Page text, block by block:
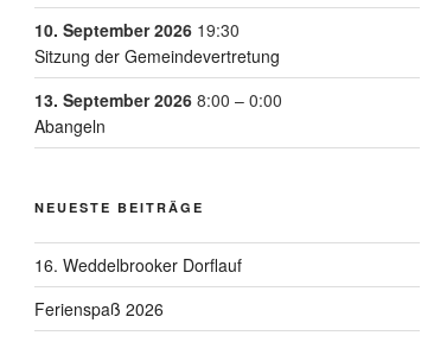
10. September 202619:30
Sitzung der Gemeindevertretung
13. September 2026 8:00 – 0:00
Abangeln
NEUESTE BEITRÄGE
16. Weddelbrooker Dorflauf
Ferienspaß 2026